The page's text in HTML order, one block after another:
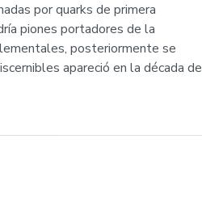
por quarks de primera
piones portadores de la
posteriormente se
apareció en la década de